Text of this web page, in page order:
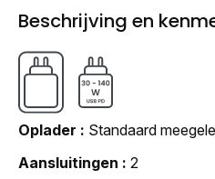
Beschrijving en
Oplader
Standaard
Aansluitingen
2